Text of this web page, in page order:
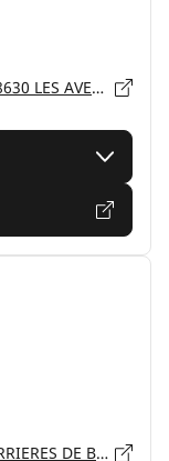
59 Avenue Perriollat (Les Avenières), 38630 LES AVENIÈRES VEYRINS-THUELLIN
Les Granges de Montagnieu, 01470 SERRIERES DE BRIORD